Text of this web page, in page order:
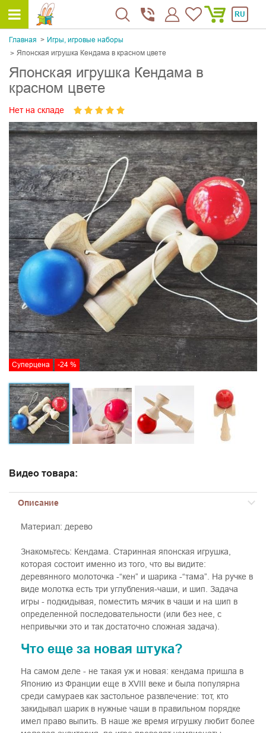
RU
Главная
Игры, игровые наборы
Японская игрушка Кендама в красном цвете
Японская игрушка Кендама в
красном цвете
Нет на складе
Суперцена -24 %
Видео товара:
Описание
Материал: дерево
Знакомьтесь: Кендама. Старинная японская игрушка,
которая состоит именно из того, что вы видите:
деревянного молоточка -“кен” и шарика -“тама”. На ручке в
виде молотка есть три углубления-чаши, и шип. Задача
игры - подкидывая, поместить мячик в чаши и на шип в
определенной последовательности (или без нее, с
непривычки это и так достаточно сложная задача).
Что еще за новая штука?
На самом деле - не такая уж и новая: кендама пришла в
Японию из Франции еще в XVIII веке и была популярна
среди самураев как застольное развлечение: тот, кто
закидывал шарик в нужные чаши в правильном порядке
имел право выпить. В наше же время игрушку любит более